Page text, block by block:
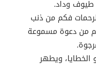
طيوف وداد.
فكم من ذنب
من دعوة مسموعة
الخطايا، ويطهر